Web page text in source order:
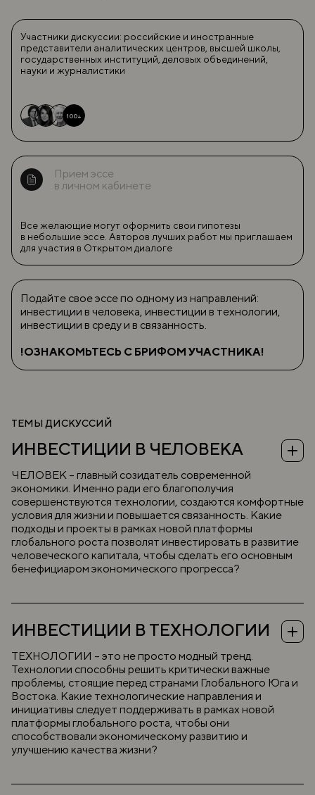
Участники дискуссии: российские и иностранные
представители аналитических центров, высшей школы,
государственных институций, деловых объединений,
науки и журналистики
100+
Прием эссе
в личном кабинете
Все желающие могут оформить свои гипотезы
в небольшие эссе. Авторов лучших работ мы приглашаем
для участия в Открытом диалоге
Подайте свое эссе по одному из направлений:
инвестиции в человека, инвестиции в технологии,
инвестиции в среду и в связанность.
!ОЗНАКОМЬТЕСЬ С БРИФОМ УЧАСТНИКА!
ТЕМЫ ДИСКУССИЙ
ИНВЕСТИЦИИ В ЧЕЛОВЕКА
ЧЕЛОВЕК – главный созидатель современной
экономики. Именно ради его благополучия
совершенствуются технологии, создаются комфортные
условия для жизни и повышается связанность. Какие
подходы и проекты в рамках новой платформы
глобального роста позволят инвестировать в развитие
человеческого капитала, чтобы сделать его основным
бенефициаром экономического прогресса?
подходы и инструменты.
Роль ценностей и традиций в народосбережении.
старения населения.
Миграция: вызовы и возможности для экономического
развития.
Рынок труда будущего: влияние ИИ и подготовка кадров.
Преодоление цифрового неравенства: шаги к равным
возможностям.
Дорогу молодым: стратегии снижения уровня
молодежной безработицы.
Трансформация образования: как новые технологии
изменят обучение.
ИНВЕСТИЦИИ В ТЕХНОЛОГИИ
ТЕХНОЛОГИИ – это не просто модный тренд.
Технологии способны решить критически важные
проблемы, стоящие перед странами Глобального Юга и
Востока. Какие технологические направления и
инициативы следует поддерживать в рамках новой
платформы глобального роста, чтобы они
способствовали экономическому развитию и
улучшению качества жизни?